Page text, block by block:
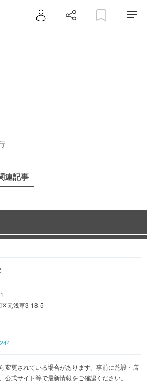
連記事
元浅草3-18-5
変更されている場合があります。事前に施設・店
公式サイト等で最新情報をご確認ください。